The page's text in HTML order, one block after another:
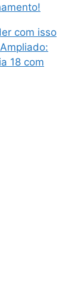
com isso
18 com